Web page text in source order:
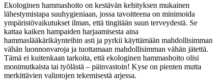
Ekologinen hammashoito on kestävän kehityksen mukainen
lähestymistapa suuhygieniaan, jossa tavoitteena on minimoida
ympäristövaikutukset ilman, että tingitään suun terveydestä. Se
kattaa kaiken hampaiden harjaamisesta aina
hammaslääkärikäynteihin asti ja pyrkii käyttämään mahdollisimman
vähän luonnonvaroja ja tuottamaan mahdollisimman vähän jätettä.
Tämä ei kuitenkaan tarkoita, että ekologinen hammashoito olisi
monimutkaista tai työlästä – päinvastoin! Kyse on pienten mutta
merkittävien valintojen tekemisestä arjessa.